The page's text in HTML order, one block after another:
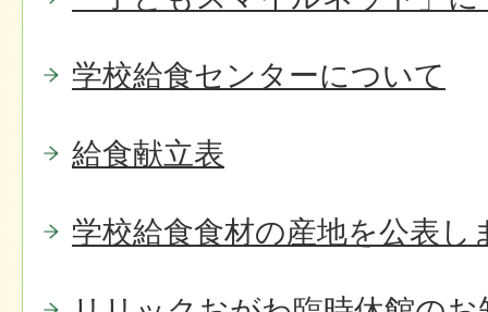
学校給食センターについて
給食献立表
学校給食食材の産地を公表し